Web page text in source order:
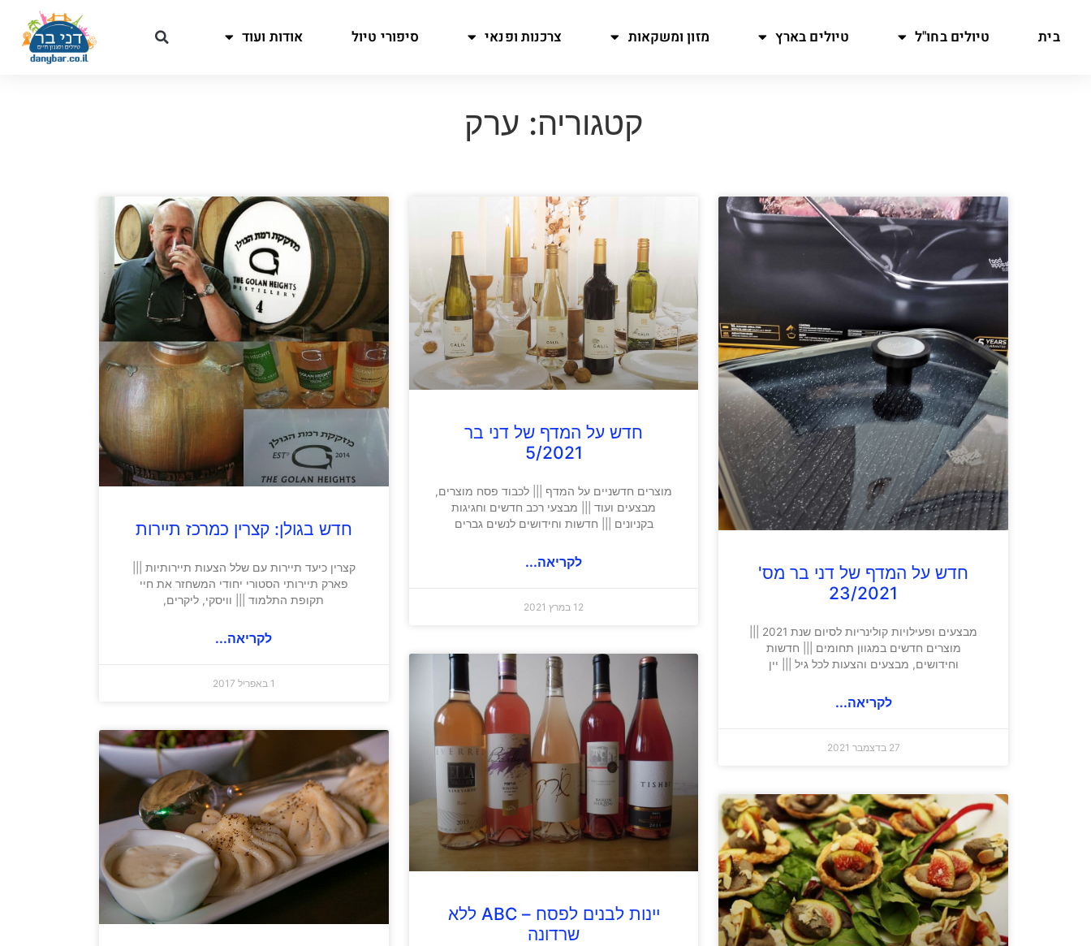
בית טיולים בחו"ל טיולים בארץ מזון ומשקאות צרכנות ופנאי סיפורי טיול אודות ועוד
קטגוריה: ערק
חדש על המדף של דני בר מס'
23/2021
מוצרים חדשים במגוון תחומים ||| חדשות
וחידושים, מבצעים והצעות לכל גיל ||| יין
לקריאה...
27 בדצמבר 2021
חדש על המדף של דני בר
5/2021
מוצרים חדשניים על המדף ||| לכבוד פסח מוצרים,
מבצעים ועוד ||| מבצעי רכב חדשים וחגיגות
בקניונים ||| חדשות וחידושים לנשים גברים
לקריאה...
12 במרץ 2021
חדש בגולן: קצרין כמרכז תיירות
קצרין כיעד תיירות עם שלל הצעות תיירותיות |||
פארק תיירותי הסטורי יחודי המשחזר את חיי
תקופת התלמוד ||| וויסקי, ליקרים,
לקריאה...
1 באפריל 2017
יינות לבנים לפסח – ABC ללא
שרדונה